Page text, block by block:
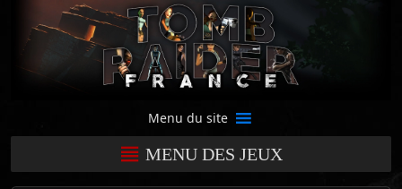
Menu du site
MENU DES JEUX